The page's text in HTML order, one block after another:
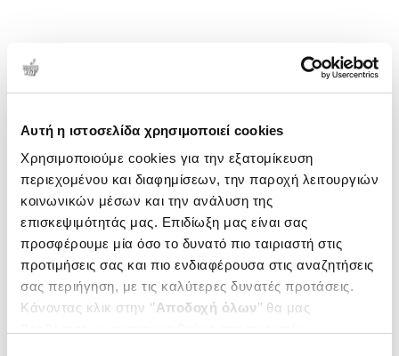
Αυτή η ιστοσελίδα χρησιμοποιεί cookies
Χρησιμοποιούμε cookies για την εξατομίκευση
περιεχομένου και διαφημίσεων, την παροχή λειτουργιών
κοινωνικών μέσων και την ανάλυση της
επισκεψιμότητάς μας. Επιδίωξη μας είναι σας
προσφέρουμε μία όσο το δυνατό πιο ταιριαστή στις
προτιμήσεις σας και πιο ενδιαφέρουσα στις αναζητήσεις
σας περιήγηση, με τις καλύτερες δυνατές προτάσεις.
Κάνοντας κλικ στην ‘’Αποδοχή όλων’’ θα μας